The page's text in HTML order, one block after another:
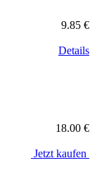
9.85 €
Details
18.00 €
Jetzt kaufen